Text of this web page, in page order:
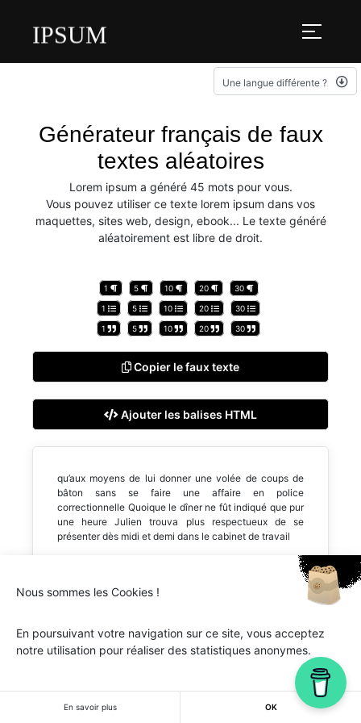
IPSUM
Une langue différente ?
Générateur français de faux
textes aléatoires
Lorem ipsum a généré 45 mots pour vous.
Vous pouvez utiliser ce texte lorem ipsum dans vos
maquettes, sites web, design, ebook... Le texte généré
aléatoirement est libre de droit.
1 5 10 20 30
1 5 10 20 30
1 5 10 20 30
Copier le faux texte
Ajouter les balises HTML
qu’aux moyens de lui donner une volée de coups de
bâton sans se faire une affaire en police
correctionnelle Quoique le dîner ne fût indiqué que pur
une heure Julien trouva plus respectueux de se
présenter dès midi et demi dans le cabinet de travail
Ipsum.one © 2018-2026 - Tous droits réservés -
Lorem
Nous sommes les Cookies !
En poursuivant votre navigation sur ce site, vous acceptez
notre utilisation pour réaliser des statistiques anonymes.
En savoir plus OK